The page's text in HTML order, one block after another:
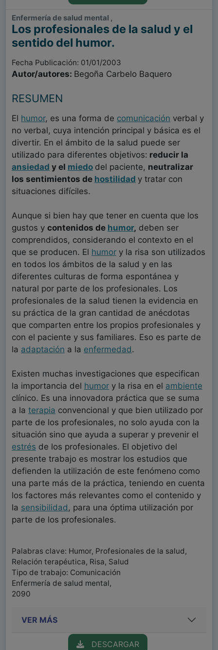
Enfermería de salud mental ,
Los profesionales de la salud y el
sentido del humor.
Fecha Publicación: 01/01/2003
Autor/autores: Begoña Carbelo Baquero
RESUMEN
El humor, es una forma de comunicación verbal y
no verbal, cuya intención principal y básica es el
divertir. En el ámbito de la salud puede ser
utilizado para diferentes objetivos: reducir la
ansiedad y el miedo del paciente, neutralizar
los sentimientos de hostilidad y tratar con
situaciones difíciles.
Aunque si bien hay que tener en cuenta que los
gustos y contenidos de humor, deben ser
comprendidos, considerando el contexto en el
que se producen. El humor y la risa son utilizados
en todos los ámbitos de la salud y en las
diferentes culturas de forma espontánea y
natural por parte de los profesionales. Los
profesionales de la salud tienen la evidencia en
su práctica de la gran cantidad de anécdotas
que comparten entre los propios profesionales y
con el paciente y sus familiares. Eso es parte de
la adaptación a la enfermedad.
Existen muchas investigaciones que especifican
la importancia del humor y la risa en el ambiente
clínico. Es una innovadora práctica que se suma
a la terapia convencional y que bien utilizado por
parte de los profesionales, no solo ayuda con la
situación sino que ayuda a superar y prevenir el
estrés de los profesionales. El objetivo del
presente trabajo es mostrar los estudios que
defienden la utilización de este fenómeno como
una parte más de la práctica, teniendo en cuenta
los factores más relevantes como el contenido y
la sensibilidad, para una óptima utilización por
parte de los profesionales.
Palabras clave: Humor, Profesionales de la salud,
Relación terapéutica, Risa, Salud
Tipo de trabajo: Comunicación
Enfermería de salud mental,
2090
VER MÁS
DESCARGAR